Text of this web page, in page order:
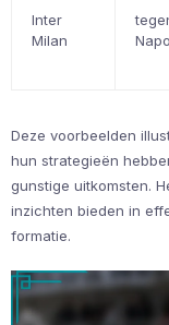
Inter
Milan
Deze voorbeelden
hun strategieën
gunstige uitkomsten.
inzichten bieden in
formatie.